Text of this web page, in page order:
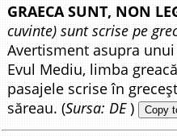
GRAECA SUNT, NON
cuvinte) sunt scrise pe
Avertisment asupra
Evul Mediu, limba
pasajele scrise în
săreau. (Sursa: DE) Copy